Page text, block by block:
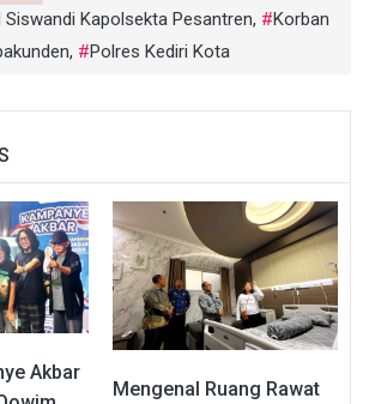
Kapolsekta Pesantren,
Korban
, Polres Kediri Kota
Akbar
Mengenal Ruang Rawat